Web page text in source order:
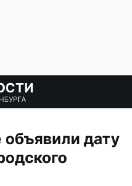
объявили дату